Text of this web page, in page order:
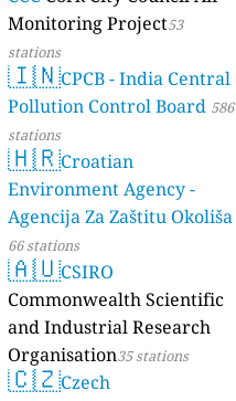
Monitoring Project53
stations
🇮🇳CPCB - India Central
Pollution Control Board 586
stations
🇭🇷Croatian
Environment Agency -
Agencija Za Zaštitu Okoliša
66 stations
🇦🇺CSIRO
Commonwealth Scientific
and Industrial Research
Organisation35 stations
🇨🇿Czech